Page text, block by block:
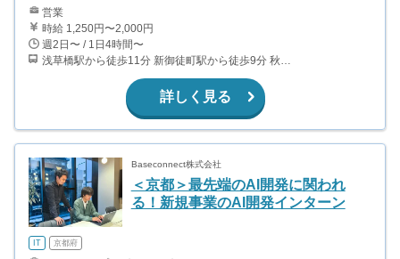
営業
時給 1,250円〜2,000円
週2日〜 / 1日4時間〜
詳しく見る
Baseconnect株式会社
＜京都＞最先端のAI開発に関われ
る！新規事業のAI開発インターン
IT 京都府